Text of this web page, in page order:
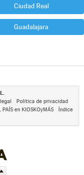
Ciudad Real
Guadalajara
Política de privacidad
PAÍS en KIOSKOyMÁS
Índice